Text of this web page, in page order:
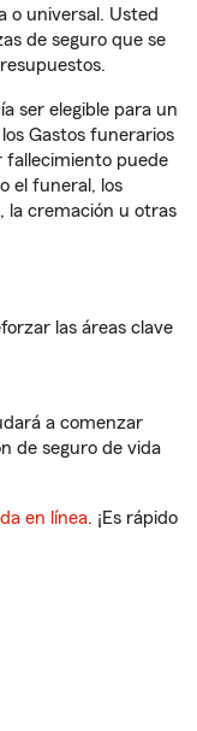
o universal. Usted
de seguro que se
ser elegible para un
Gastos funerarios
fallecimiento puede
el funeral, los
la cremación u otras
las áreas clave
a comenzar
de seguro de vida
en línea. ¡Es rápido